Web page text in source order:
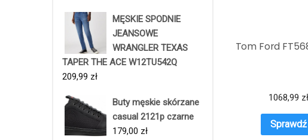
MĘSKIE SPODNIE
JEANSOWE
WRANGLER TEXAS
TAPER THE ACE W12TU542Q
209,99 zł
Buty męskie skórzane
casual 2121p czarne
179,00 zł
Tom Ford
1068,99 zł
Sprawdź